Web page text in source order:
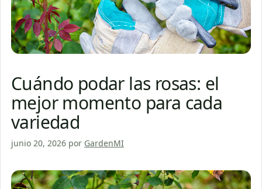
Cuándo podar las rosas: el
mejor momento para cada
variedad
junio 20, 2026 por GardenMI